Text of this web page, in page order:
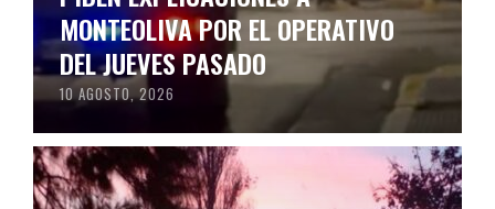
MONTEOLIVA POR EL OPERATIVO
DEL JUEVES PASADO
10 AGOSTO, 2026